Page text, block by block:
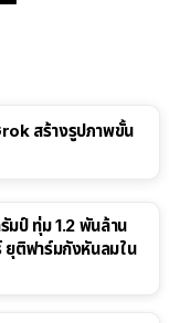
สร้างรูปภาพขั้น
มป์ ทุ่ม 1.2 พันล้าน
ยุติฟาร์มกังหันลมใน